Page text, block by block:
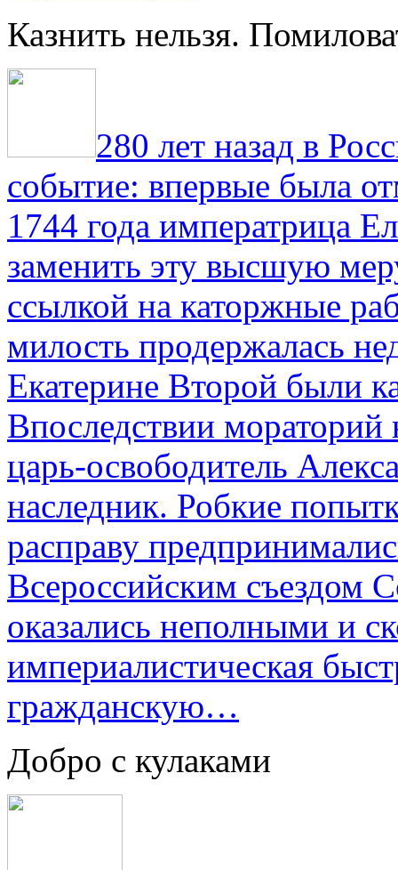
Казнить нельзя.
280 лет назад в
событие: впервые была
1744 года императрица
заменить эту высшую
ссылкой на каторжные
милость продержалась
Екатерине Второй были
Впоследствии мораторий
царь-освободитель
наследник. Робкие
расправу
Всероссийским съездом
оказались неполными и
империалистическая
гражданскую…
Добро с кулаками